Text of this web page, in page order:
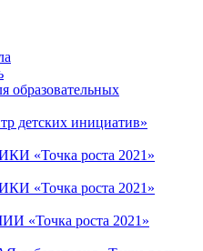
образовательных
детских инициатив»
«Точка роста 2021»
«Точка роста 2021»
«Точка роста 2021»